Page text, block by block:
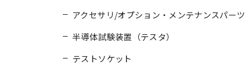
アクセサリ/オプション・メンテナンスパーツ
半導体試験装置（テスタ）
テストソケット